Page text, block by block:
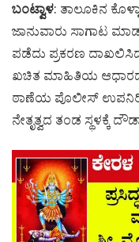
ಬಂಟ್ವಾಳ: ತಾಲೂಕಿನ
ಜಾನುವಾರು ಸಾಗಾಟ
ಪಡೆದು ಪ್ರಕರಣ
ಖಚಿತ ಮಾಹಿತಿಯ
ಠಾಣೆಯ ಪೊಲೀಸ್
ನೇತೃತ್ವದ ತಂಡ ಸ್ಥಳಕ್ಕೆ